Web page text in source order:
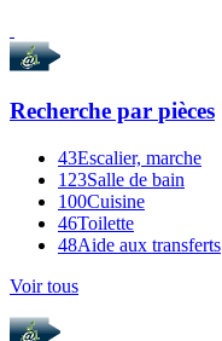
Recherche par pièces
43Escalier, marche
123Salle de bain
100Cuisine
46Toilette
48Aide aux transferts
Voir tous